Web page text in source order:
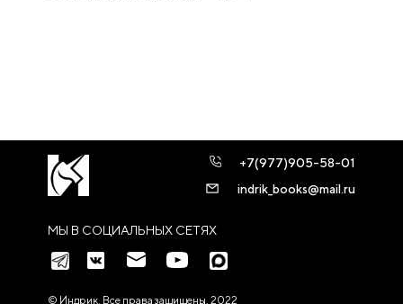
МЫ В СОЦИАЛЬНЫХ СЕТЯХ
+7(977)905-58-01
indrik_books@mail.ru
© Индрик. Все права защищены, 2022